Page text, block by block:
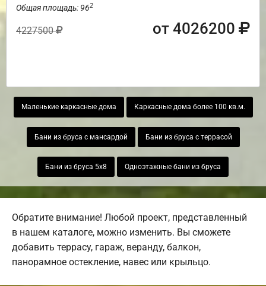
Общая площадь: 962
4227500 от 4026200
Маленькие каркасные дома Каркасные дома более 100 кв.м.
Бани из бруса с мансардой Бани из бруса с террасой
Бани из бруса 5х8 Одноэтажные бани из бруса
Обратите внимание! Любой проект, представленный
в нашем каталоге, можно изменить. Вы сможете
добавить террасу, гараж, веранду, балкон,
панорамное остекление, навес или крыльцо.